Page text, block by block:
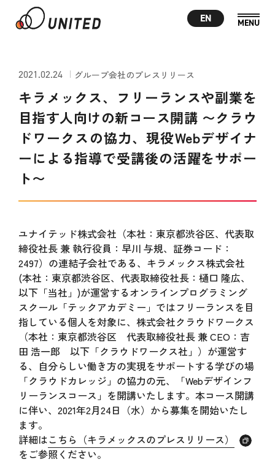
EN
2021.02.24 グループ会社のプレスリリース
キラメックス、フリーランスや副業を
目指す人向けの新コース開講 〜クラウ
ドワークスの協力、現役Webデザイナ
ーによる指導で受講後の活躍をサポー
ト〜
ユナイテッド株式会社（本社：東京都渋谷区、代表取
締役社長 兼 執行役員：早川 与規、証券コード：
2497）の連結子会社である、キラメックス株式会社
(本社：東京都渋谷区、代表取締役社長：樋口 隆広、
以下「当社」)が運営するオンラインプログラミング
スクール「テックアカデミー」ではフリーランスを目
指している個人を対象に、株式会社クラウドワークス
（本社：東京都渋谷区 代表取締役社長 兼 CEO：吉
田 浩一郎 以下「クラウドワークス社」）が運営す
る、自分らしい働き方の実現をサポートする学びの場
「クラウドカレッジ」の協力の元、「Webデザインフ
リーランスコース」を開講いたします。本コース開講
に伴い、2021年2月24日（水）から募集を開始いたし
ます。
詳細はこちら（キラメックスのプレスリリース）
をご参照ください。